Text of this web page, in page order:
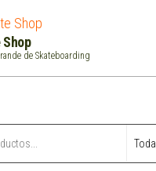
de Skateboarding